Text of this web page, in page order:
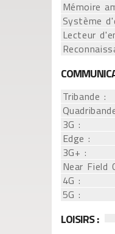
Mémoire
Système
Lecteur
Tribande :
3G :
Edge :
3G+ :
Near Field
4G :
5G :
LOISIRS :